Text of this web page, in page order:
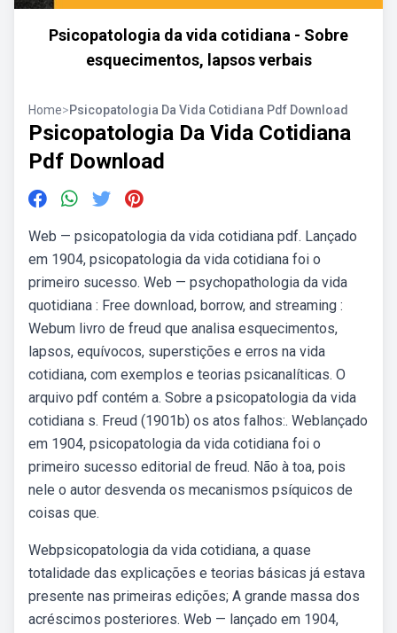
Psicopatologia da vida cotidiana - Sobre
esquecimentos, lapsos verbais
Home>Psicopatologia Da Vida Cotidiana Pdf Download
Psicopatologia Da Vida Cotidiana
Pdf Download
Web — psicopatologia da vida cotidiana pdf. Lançado
em 1904, psicopatologia da vida cotidiana foi o
primeiro sucesso. Web — psychopathologia da vida
quotidiana : Free download, borrow, and streaming :
Webum livro de freud que analisa esquecimentos,
lapsos, equívocos, superstições e erros na vida
cotidiana, com exemplos e teorias psicanalíticas. O
arquivo pdf contém a. Sobre a psicopatologia da vida
cotidiana s. Freud (1901b) os atos falhos:. Weblançado
em 1904, psicopatologia da vida cotidiana foi o
primeiro sucesso editorial de freud. Não à toa, pois
nele o autor desvenda os mecanismos psíquicos de
coisas que.
Webpsicopatologia da vida cotidiana, a quase
totalidade das explicações e teorias básicas já estava
presente nas primeiras edições; A grande massa dos
acréscimos posteriores. Web — lançado em 1904,